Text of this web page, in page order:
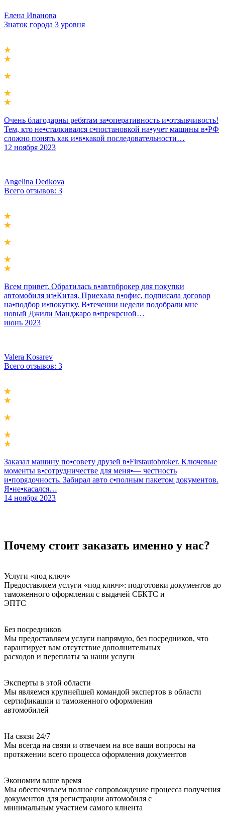
Елена Иванова
Знаток города 3 уровня
Очень благодарны ребятам за⦁оперативность и⦁отзывчивость!
Тем, кто не⦁сталкивался с⦁постановкой на⦁учет машины в⦁РФ
сложно понять как и⦁в⦁какой последовательности…
12 ноября 2023
Angelina Dedkova
Всего отзывов: 3
Всем привет. Обратилась в⦁автоброкер для покупки
автомобиля из⦁Китая. Приехала в⦁офис, подписала договор
на⦁подбор и⦁покупку. В⦁течении недели подобрали мне
новый Джили Манджаро в⦁прекрсной…
июнь 2023
Valera Kosarev
Всего отзывов: 3
Заказал машину по⦁совету друзей в⦁Firstautobroker. Ключевые
моменты в⦁сотрудничестве для меня⦁— честность
и⦁порядочность. Забирал авто с⦁полным пакетом документов.
Я⦁не⦁касался…
14 ноября 2023
Почему стоит заказать именно у нас?
Услуги «под ключ»
Предоставляем услуги «под ключ»: подготовки документов до
таможенного оформления с выдачей СБКТС и
ЭПТС
Без посредников
Мы предоставляем услуги напрямую, без посредников, что
гарантирует вам отсутствие дополнительных
расходов и переплаты за наши услуги
Эксперты в этой области
Мы являемся крупнейшей командой экспертов в области
сертификации и таможенного оформления
автомобилей
На связи 24/7
Мы всегда на связи и отвечаем на все ваши вопросы на
протяжении всего процесса оформления документов
Экономим ваше время
Мы обеспечиваем полное сопровождение процесса получения
документов для регистрации автомобиля с
минимальным участием самого клиента